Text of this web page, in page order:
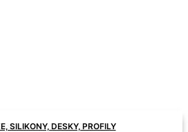
SILIKONY, DESKY, PROFILY